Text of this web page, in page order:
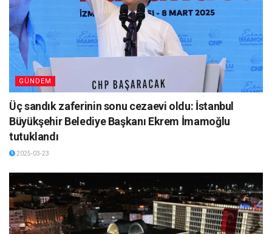
GÜNDEM
Üç sandık zaferinin sonu cezaevi oldu: İstanbul
Büyükşehir Belediye Başkanı Ekrem İmamoğlu
tutuklandı
2025-03-23